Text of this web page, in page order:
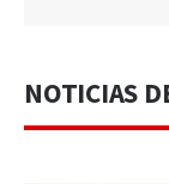
NOTICIAS